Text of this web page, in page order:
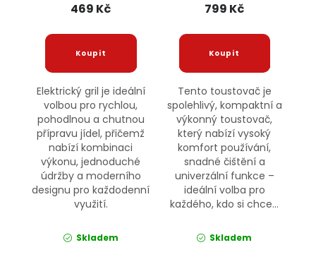
469 Kč
Elektrický gril je ideální
volbou pro rychlou,
pohodlnou a chutnou
přípravu jídel, přičemž
nabízí kombinaci
výkonu, jednoduché
údržby a moderního
designu pro každodenní
využití.
Skladem
799 Kč
Tento toustovač je
spolehlivý, kompaktní a
výkonný toustovač,
který nabízí vysoký
komfort používání,
snadné čištění a
univerzální funkce –
ideální volba pro
každého, kdo si chce...
Skladem